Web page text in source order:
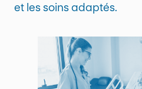
et les soins adaptés.